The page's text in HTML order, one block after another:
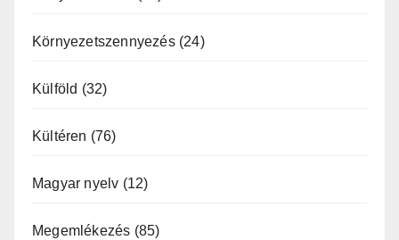
Környezetszennyezés(24)
Külföld (32)
Kültéren (76)
Magyar nyelv (12)
Megemlékezés (85)